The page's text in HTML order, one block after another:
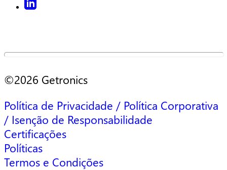
©2026 Getronics
Política de Privacidade / Política Corporativa
/ Isenção de Responsabilidade
Certificações
Políticas
Termos e Condições